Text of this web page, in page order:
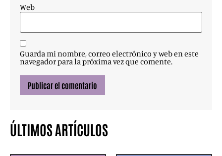
Web
Guarda mi nombre, correo electrónico y web en este
navegador para la próxima vez que comente.
ÚLTIMOS ARTÍCULOS